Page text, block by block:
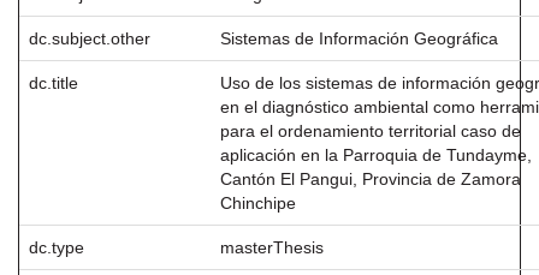
dc.subject.other Sistemas de Información Geográfica
dc.title
Uso de los sistemas de información
en el diagnóstico ambiental como
para el ordenamiento territorial caso de
aplicación en la Parroquia de Tundayme,
Cantón El Pangui, Provincia de Zamora
Chinchipe
dc.type masterThesis